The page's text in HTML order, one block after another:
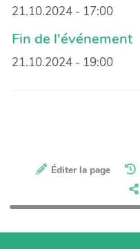
21.10.2024 - 17:00
Fin de l'événement
21.10.2024 - 19:00
Éditer la page